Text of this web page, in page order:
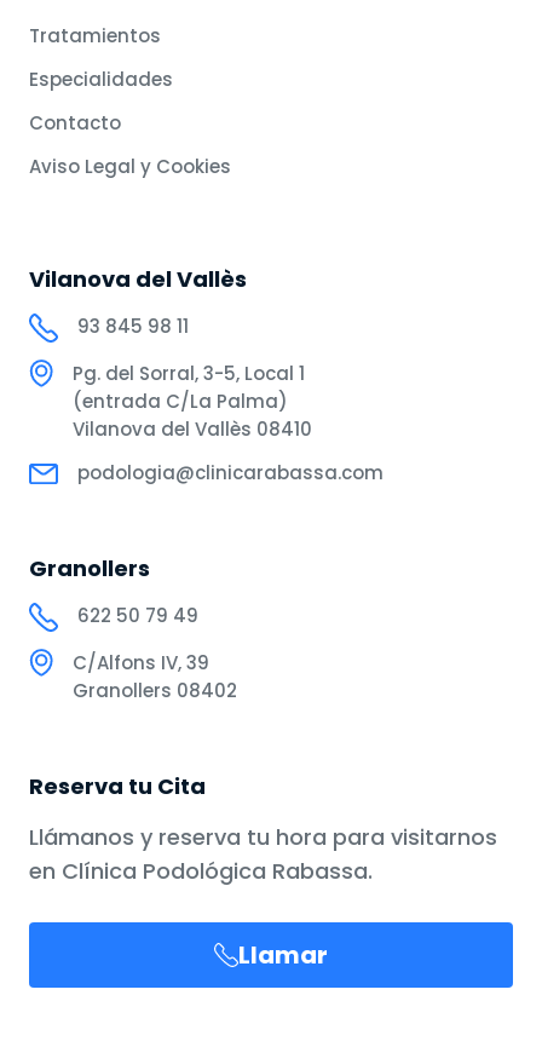
Tratamientos
Especialidades
Contacto
Aviso Legal y Cookies
Vilanova del Vallès
93 845 98 11
Pg. del Sorral, 3-5, Local 1
(entrada C/La Palma)
Vilanova del Vallès 08410
podologia@clinicarabassa.com
Granollers
622 50 79 49
C/Alfons IV, 39
Granollers 08402
Reserva tu Cita
Llámanos y reserva tu hora para visitarnos
en Clínica Podológica Rabassa.
Llamar